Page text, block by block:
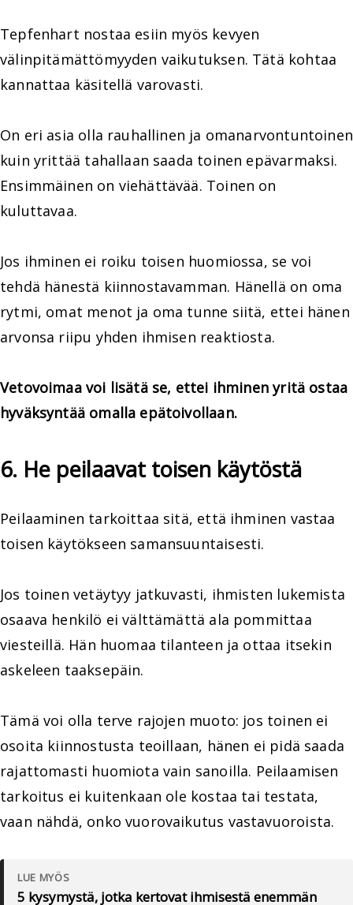
Tepfenhart nostaa esiin myös kevyen
välinpitämättömyyden vaikutuksen. Tätä kohtaa
kannattaa käsitellä varovasti.
On eri asia olla rauhallinen ja omanarvontuntoinen
kuin yrittää tahallaan saada toinen epävarmaksi.
Ensimmäinen on viehättävää. Toinen on
kuluttavaa.
Jos ihminen ei roiku toisen huomiossa, se voi
tehdä hänestä kiinnostavamman. Hänellä on oma
rytmi, omat menot ja oma tunne siitä, ettei hänen
arvonsa riipu yhden ihmisen reaktiosta.
Vetovoimaa voi lisätä se, ettei ihminen yritä ostaa
hyväksyntää omalla epätoivollaan.
6. He peilaavat toisen käytöstä
Peilaaminen tarkoittaa sitä, että ihminen vastaa
toisen käytökseen samansuuntaisesti.
Jos toinen vetäytyy jatkuvasti, ihmisten lukemista
osaava henkilö ei välttämättä ala pommittaa
viesteillä. Hän huomaa tilanteen ja ottaa itsekin
askeleen taaksepäin.
Tämä voi olla terve rajojen muoto: jos toinen ei
osoita kiinnostusta teoillaan, hänen ei pidä saada
rajattomasti huomiota vain sanoilla. Peilaamisen
tarkoitus ei kuitenkaan ole kostaa tai testata,
vaan nähdä, onko vuorovaikutus vastavuoroista.
LUE MYÖS
5 kysymystä, jotka kertovat ihmisestä enemmän